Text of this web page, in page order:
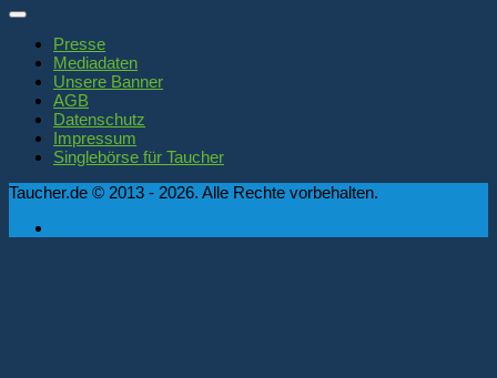
Presse
Mediadaten
Unsere Banner
AGB
Datenschutz
Impressum
Singlebörse für Taucher
Taucher.de © 2013 - 2026. Alle Rechte vorbehalten.